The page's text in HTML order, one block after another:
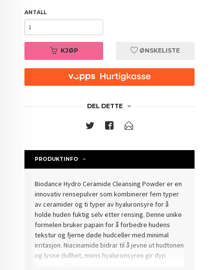
ANTALL
KJØP ØNSKELISTE
DEL DETTE
PRODUKTINFO
Biodance Hydro Ceramide Cleansing Powder er en
innovativ rensepulver som kombinerer fem typer
av ceramider og ti typer av hyaluronsyre for å
holde huden fuktig selv etter rensing. Denne unike
formelen bruker papain for å forbedre hudens
tekstur og fjerne døde hudceller med minimal
irritasjon. Niacinamide bidrar til å jevne ut hudtonen
og lysne dullhet, mens hyaluronsyren gir dyp